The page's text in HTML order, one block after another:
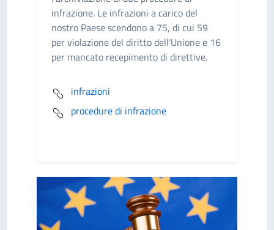
infrazione. Le infrazioni a carico del
nostro Paese scendono a 75, di cui 59
per violazione del diritto dell'Unione e 16
per mancato recepimento di direttive.
infrazioni
procedure di infrazione